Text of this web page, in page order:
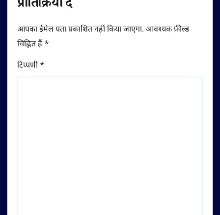
प्रातिक्रिया दे
आपका ईमेल पता प्रकाशित नहीं किया जाएगा. आवश्यक फ़ील्ड
चिह्नित हैं *
टिप्पणी*